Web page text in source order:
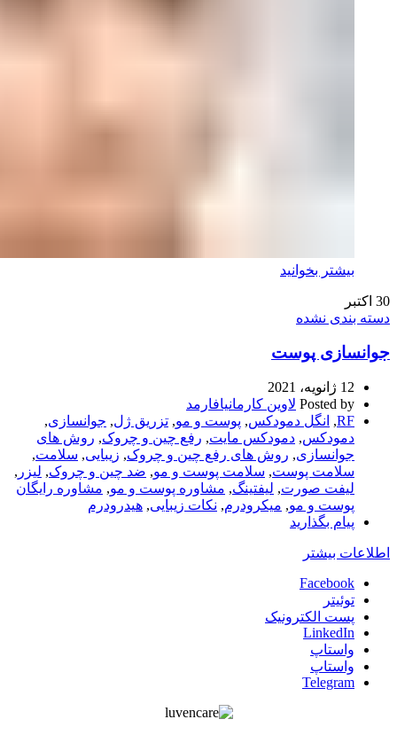
بیشتر بخوانید
30 اکتبر
دسته بندی نشده
جوانسازی پوست
12 ژانویه، 2021
Posted by لاوین کارمانیافارمد
RF
, انگل دمودکس, پوست و مو, تزریق ژل, جوانسازی,
دمودکس, دمودکس مایت, رفع چین و چروک, روش های
جوانسازی, روش های رفع چین و چروک, زیبایی, سلامت,
سلامت پوست, سلامت پوست و مو, ضد چین و چروک, لیزر ,
لیفت صورت, لیفتینگ, مشاوره پوست و مو, مشاوره رایگان
پوست و مو, میکرودرم, نکات زیبایی, هیدرودرم
پیام بگذارید
اطلاعات بیشتر
Facebook
توئیتر
پست الکترونیک
LinkedIn
واستاپ
واستاپ
Telegram